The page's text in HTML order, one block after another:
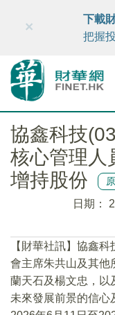
財華智庫網
×
下載
把握
協鑫科技
核心管理人
增持股份
日期：
【財華社訊】協鑫科
會主席朱共山及其他
蘭天石及楊文忠，以
未來發展前景的信心